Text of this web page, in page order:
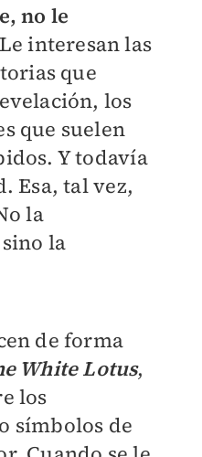
no le
interesan las
que
los
que suelen
Y todavía
Esa, tal vez,
la
la
de forma
White Lotus,
los
símbolos de